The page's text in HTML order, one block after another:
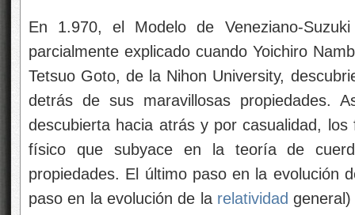
En 1.970, el Modelo de Veneziano-
parcialmente explicado cuando Yoichiro
Tetsuo Goto, de la Nihon University,
detrás de sus maravillosas propiedades.
descubierta hacia atrás y por casualidad,
físico que subyace en la teoría de
propiedades. El último paso en la evolución
paso en la evolución de la relatividad